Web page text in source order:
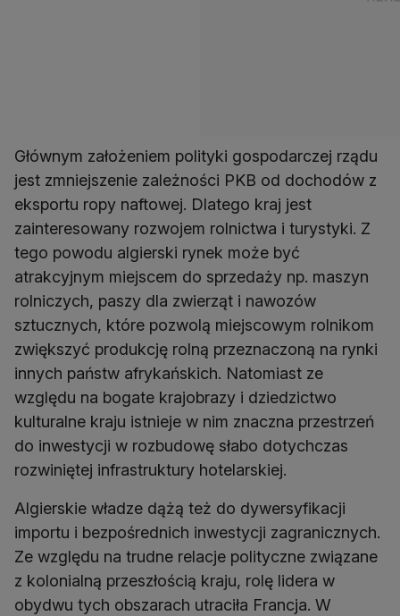
Głównym założeniem polityki gospodarczej rządu
jest zmniejszenie zależności PKB od dochodów z
eksportu ropy naftowej. Dlatego kraj jest
zainteresowany rozwojem rolnictwa i turystyki. Z
tego powodu algierski rynek może być
atrakcyjnym miejscem do sprzedaży np. maszyn
rolniczych, paszy dla zwierząt i nawozów
sztucznych, które pozwolą miejscowym rolnikom
zwiększyć produkcję rolną przeznaczoną na rynki
innych państw afrykańskich. Natomiast ze
względu na bogate krajobrazy i dziedzictwo
kulturalne kraju istnieje w nim znaczna przestrzeń
do inwestycji w rozbudowę słabo dotychczas
rozwiniętej infrastruktury hotelarskiej.
Algierskie władze dążą też do dywersyfikacji
importu i bezpośrednich inwestycji zagranicznych.
Ze względu na trudne relacje polityczne związane
z kolonialną przeszłością kraju, rolę lidera w
obydwu tych obszarach utraciła Francja. W